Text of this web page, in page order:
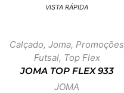
VISTA RÁPIDA
Calçado, Joma, Promoções
Futsal, Top Flex
JOMA TOP FLEX 933
JOMA